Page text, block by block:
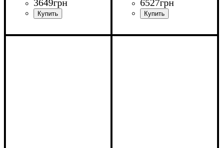
3649грн
Ширина: 80 см
6527грн
Ширина: 80 см